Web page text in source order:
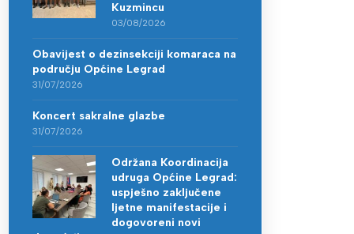
Kuzmincu
03/08/2026
Obavijest o dezinsekciji komaraca na
području Općine Legrad
31/07/2026
Koncert sakralne glazbe
31/07/2026
Održana Koordinacija
udruga Općine Legrad:
uspješno zaključene
ljetne manifestacije i
dogovoreni novi